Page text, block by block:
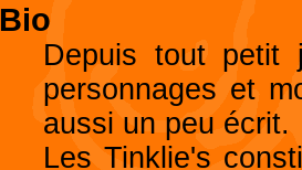
Bio
Depuis tout petit
personnages et
aussi un peu écrit.
Les Tinklie's